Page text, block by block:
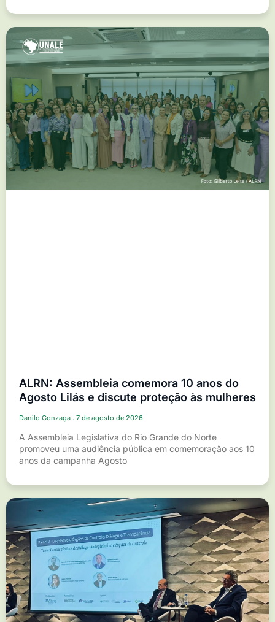
ALRN: Assembleia comemora 10 anos do
Agosto Lilás e discute proteção às mulheres
Danilo Gonzaga 7 de agosto de 2026
A Assembleia Legislativa do Rio Grande do Norte
promoveu uma audiência pública em comemoração aos 10
anos da campanha Agosto